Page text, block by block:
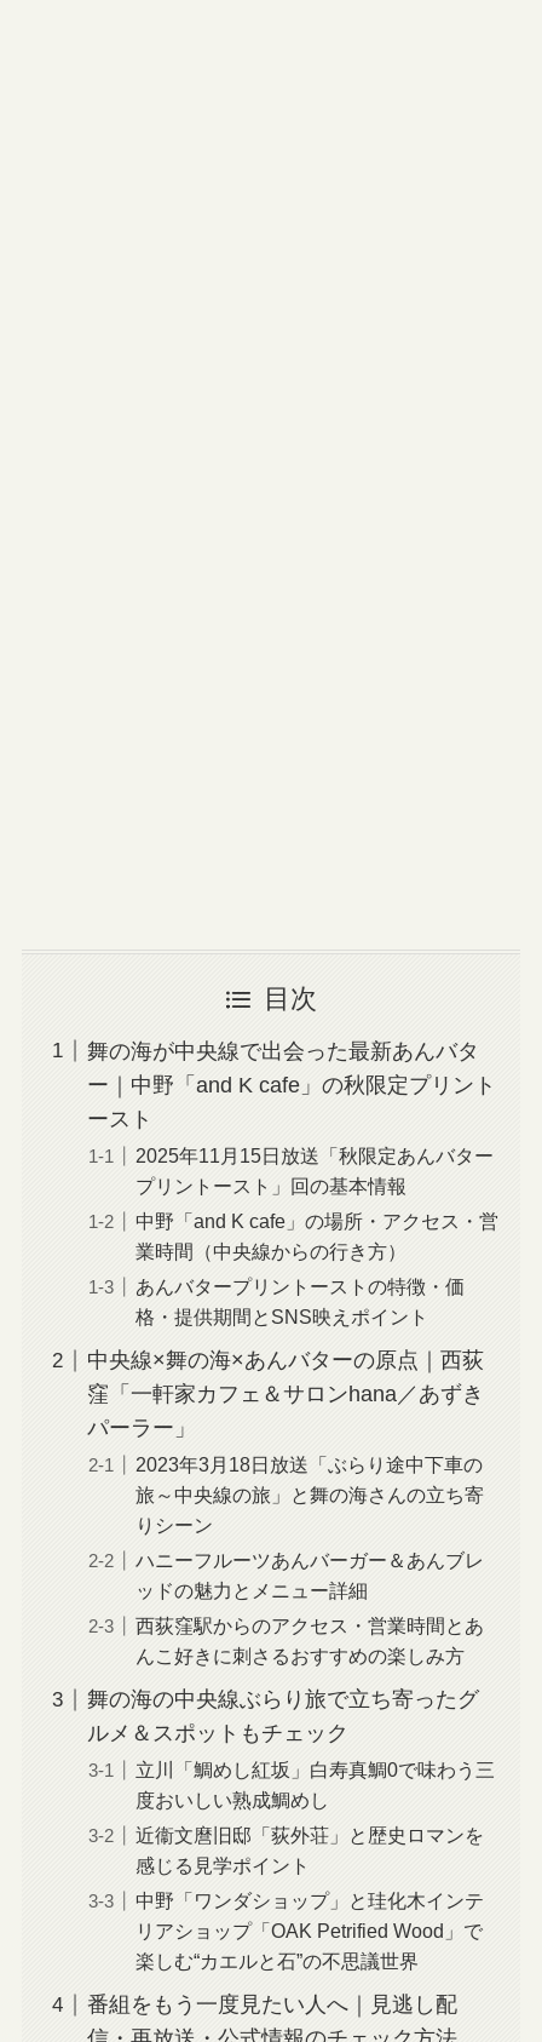
目次
舞の海が中央線で出会った最新あんバタ
ー｜中野「and K cafe」の秋限定プリント
ースト
2025年11月15日放送「秋限定あんバター
プリントースト」回の基本情報
中野「and K cafe」の場所・アクセス・営
業時間（中央線からの行き方）
あんバタープリントーストの特徴・価
格・提供期間とSNS映えポイント
中央線×舞の海×あんバターの原点｜西荻
窪「一軒家カフェ＆サロンhana／あずき
パーラー」
2023年3月18日放送「ぶらり途中下車の
旅～中央線の旅」と舞の海さんの立ち寄
りシーン
ハニーフルーツあんバーガー＆あんブレ
ッドの魅力とメニュー詳細
西荻窪駅からのアクセス・営業時間とあ
んこ好きに刺さるおすすめの楽しみ方
舞の海の中央線ぶらり旅で立ち寄ったグ
ルメ＆スポットもチェック
立川「鯛めし紅坂」白寿真鯛0で味わう三
度おいしい熟成鯛めし
近衞文麿旧邸「荻外荘」と歴史ロマンを
感じる見学ポイント
中野「ワンダショップ」と珪化木インテ
リアショップ「OAK Petrified Wood」で
楽しむ“カエルと石”の不思議世界
番組をもう一度見たい人へ｜見逃し配